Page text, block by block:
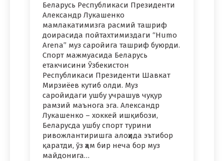
Беларусь Республикаси Президенти
Александр Лукашенко
мамлакатимизга расмий ташриф
доирасида пойтахтимиздаги “Humo
Arena” муз саройига ташриф буюрди.
Спорт мажмуасида Беларусь
етакчисини Ўзбекистон
Республикаси Президенти Шавкат
Мирзиёев кутиб олди. Муз
саройидаги ушбу учрашув чуқур
рамзий маънога эга. Александр
Лукашенко – хоккей ишқибози,
Беларусда ушбу спорт турини
ривожлантиришга алоҳида эътибор
қаратди, ўз ҳам бир неча бор муз
майдонига…